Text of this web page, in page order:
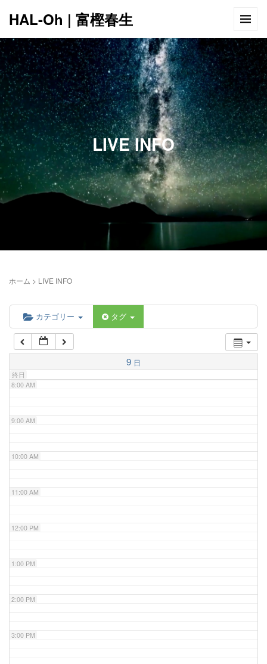
HAL-Oh | 富樫春生
LIVE INFO
ホーム > LIVE INFO
カテゴリー タグ
9 日
終日
12:00 AM
1:00 AM
2:00 AM
5:00 AM
6:00 AM
7:00 AM
8:00 AM
9:00 AM
10:00 AM
11:00 AM
12:00 PM
1:00 PM
2:00 PM
3:00 PM